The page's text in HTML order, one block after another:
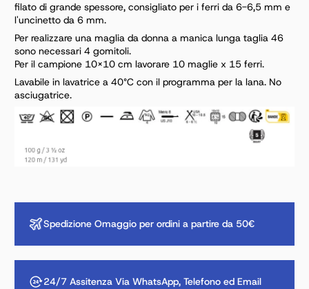
filato di grande spessore, consigliato per i ferri da 6-6,5 mm e
l'uncinetto da 6 mm.
Per realizzare una maglia da donna a manica lunga taglia 46
sono necessari 4 gomitoli.
Per il campione 10x10 cm lavorare 10 maglie x 15 ferri.
Lavabile in lavatrice a 40°C con il programma per la lana. No
asciugatrice.
Spedizione Omaggio per ordini a partire da 50€
24/7 Assitenza Via WhatsApp, Telefono ed Email